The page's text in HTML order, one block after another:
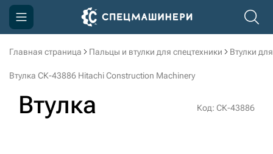
Главная страница Пальцы и втулки для спецтехники Втулки
Втулка СК-43886 Hitachi Construction Machinery
Втулка Код: СК-43886
Компания
Доставка и оплата